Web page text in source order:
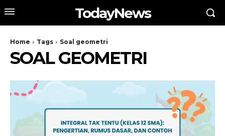
TodayNews
Home Tags Soal geometri
SOAL GEOMETRI